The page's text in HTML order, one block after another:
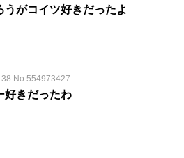
がコイツ好きだったよ
No.554973427
好きだったわ